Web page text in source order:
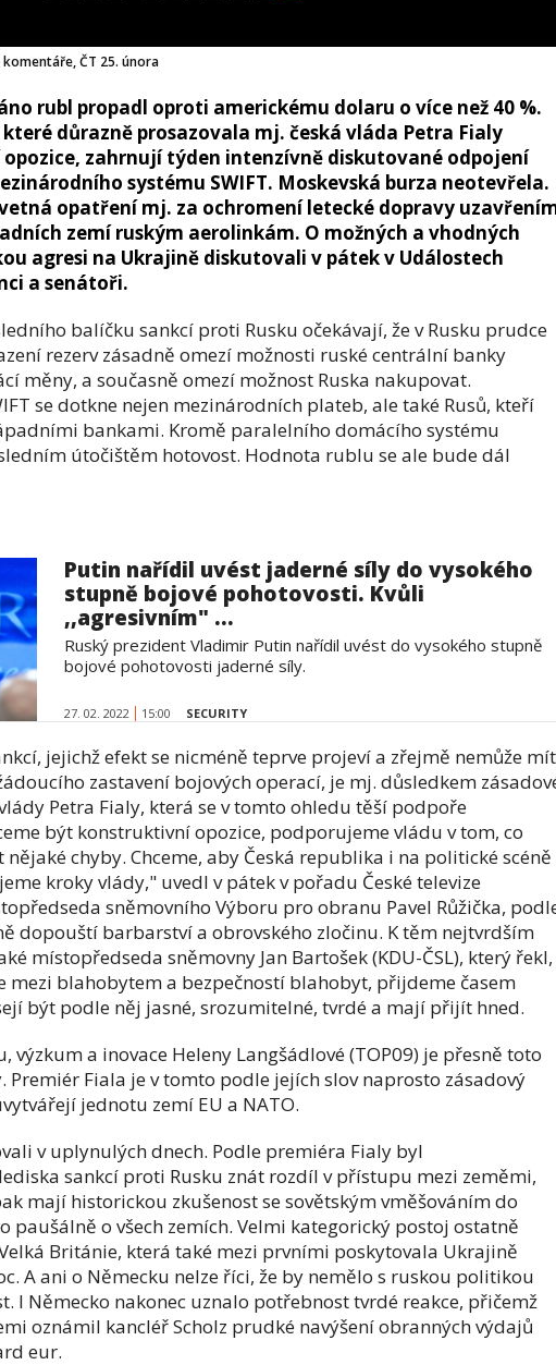
ČT 25. února
rubl propadl oproti americkému dolaru o více než 40 %.
důrazně prosazovala mj. česká vláda Petra Fialy
zahrnují týden intenzívně diskutované odpojení
systému SWIFT. Moskevská burza neotevřela.
opatření mj. za ochromení letecké dopravy
zemí ruským aerolinkám. O možných a vhodných
agresi na Ukrajině diskutovali v pátek v Událostech
a senátoři.
balíčku sankcí proti Rusku očekávají, že v Rusku prudce
rezerv zásadně omezí možnosti ruské centrální banky
měny, a současně omezí možnost Ruska nakupovat.
se dotkne nejen mezinárodních plateb, ale také Rusů, kteří
bankami. Kromě paralelního domácího systému
útočištěm hotovost. Hodnota rublu se ale bude dál
Putin nařídil uvést jaderné síly do vysokého
stupně bojové pohotovosti. Kvůli
,,agresivním" ...
Ruský prezident Vladimir Putin nařídil uvést do vysokého stupně
bojové pohotovosti jaderné síly.
27. 02. 2022 15:00 SECURITY
jejichž efekt se nicméně teprve projeví a zřejmě nemůže mít
zastavení bojových operací, je mj. důsledkem
Petra Fialy, která se v tomto ohledu těší podpoře
být konstruktivní opozice, podporujeme vládu v tom, co
chyby. Chceme, aby Česká republika i na politické scéně
kroky vlády," uvedl v pátek v pořadu České televize
sněmovního Výboru pro obranu Pavel Růžička,
dopouští barbarství a obrovského zločinu. K těm nejtvrdším
místopředseda sněmovny Jan Bartošek (KDU-ČSL), který řekl,
mezi blahobytem a bezpečností blahobyt, přijdeme časem
být podle něj jasné, srozumitelné, tvrdé a mají přijít hned.
výzkum a inovace Heleny Langšádlové (TOP09) je přesně toto
Premiér Fiala je v tomto podle jejích slov naprosto zásadový
jednotu zemí EU a NATO.
v uplynulých dnech. Podle premiéra Fialy byl
sankcí proti Rusku znát rozdíl v přístupu mezi zeměmi,
mají historickou zkušenost se sovětským vměšováním do
paušálně o všech zemích. Velmi kategorický postoj ostatně
Británie, která také mezi prvními poskytovala Ukrajině
A ani o Německu nelze říci, že by nemělo s ruskou politikou
I Německo nakonec uznalo potřebnost tvrdé reakce, přičemž
oznámil kancléř Scholz prudké navýšení obranných výdajů
eur.